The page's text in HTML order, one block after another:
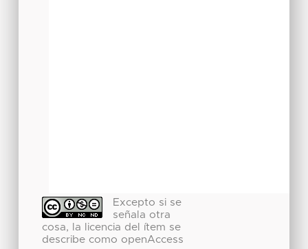
Excepto si se
señala otra
cosa, la licencia del ítem se
describe como openAccess